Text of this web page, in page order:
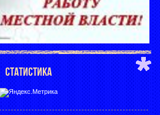
СТАТИСТИКА